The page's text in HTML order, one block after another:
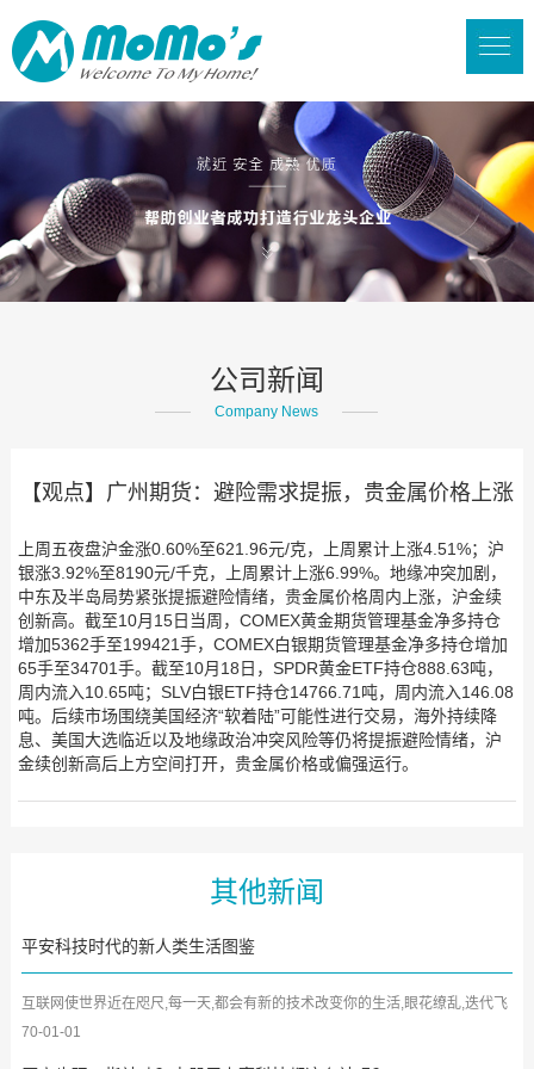
公司新闻
Company News
【观点】广州期货：避险需求提振，贵金属价格上涨
上周五夜盘沪金涨0.60%至621.96元/克，上周累计上涨4.51%；沪
银涨3.92%至8190元/千克，上周累计上涨6.99%。地缘冲突加剧，
中东及半岛局势紧张提振避险情绪，贵金属价格周内上涨，沪金续
创新高。截至10月15日当周，COMEX黄金期货管理基金净多持仓
增加5362手至199421手，COMEX白银期货管理基金净多持仓增加
65手至34701手。截至10月18日，SPDR黄金ETF持仓888.63吨，
周内流入10.65吨；SLV白银ETF持仓14766.71吨，周内流入146.08
吨。后续市场围绕美国经济“软着陆”可能性进行交易，海外持续降
息、美国大选临近以及地缘政治冲突风险等仍将提振避险情绪，沪
金续创新高后上方空间打开，贵金属价格或偏强运行。
其他新闻
平安科技时代的新人类生活图鉴
互联网使世界近在咫尺,每一天,都会有新的技术改变你的生活,眼花缭乱,迭代飞
速。一切科技发展都会...
70-01-01